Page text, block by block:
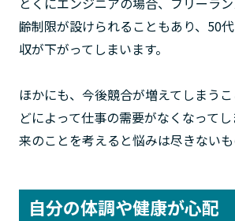
齢制限が設けられることもあり、50
収が下がってしまいます。
ほかにも、今後競合が増えてしまう
どによって仕事の需要がなくなって
来のことを考えると悩みは尽きないも
自分の体調や健康が心配